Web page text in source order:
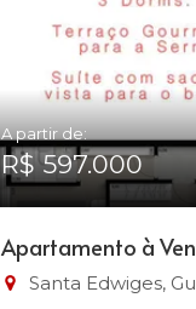
A partir de:
R$ 597.000
Apartamento à
Santa Edwiges,